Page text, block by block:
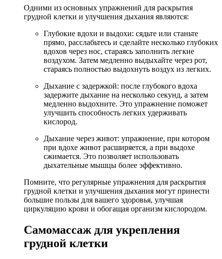
Одними из основных упражнений для раскрытия
грудной клетки и улучшения дыхания являются:
Глубокие вдохи и выдохи: сядьте или станьте
прямо, расслабьтесь и сделайте несколько глубоких
вдохов через нос, стараясь заполнить легкие
воздухом. Затем медленно выдыхайте через рот,
стараясь полностью выдохнуть воздух из легких.
Дыхание с задержкой: после глубокого вдоха
задержите дыхание на несколько секунд, а затем
медленно выдохните. Это упражнение поможет
улучшить способность легких удерживать
кислород.
Дыхание через живот: упражнение, при котором
при вдохе живот расширяется, а при выдохе
сжимается. Это позволяет использовать
дыхательные мышцы более эффективно.
Помните, что регулярные упражнения для раскрытия
грудной клетки и улучшения дыхания могут принести
большие пользы для вашего здоровья, улучшая
циркуляцию крови и обогащая организм кислородом.
Самомассаж для укрепления
грудной клетки